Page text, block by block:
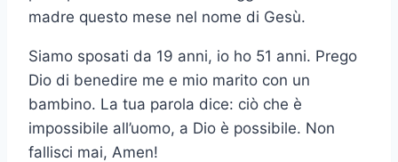
madre questo mese nel nome di Gesù.
Siamo sposati da 19 anni, io ho 51 anni. Prego
Dio di benedire me e mio marito con un
bambino. La tua parola dice: ciò che è
impossibile all’uomo, a Dio è possibile. Non
fallisci mai, Amen!